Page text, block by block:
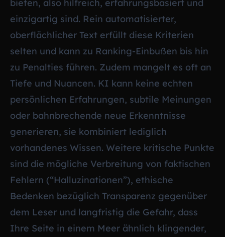
bieten, also hilfreich, erfahrungsbasiert und
einzigartig sind. Rein automatisierter,
oberflächlicher Text erfüllt diese Kriterien
selten und kann zu Ranking-Einbußen bis hin
zu Penalties führen. Zudem mangelt es oft an
Tiefe und Nuancen. KI kann keine echten
persönlichen Erfahrungen, subtile Meinungen
oder bahnbrechende neue Erkenntnisse
generieren, sie kombiniert lediglich
vorhandenes Wissen. Weitere kritische Punkte
sind die mögliche Verbreitung von faktischen
Fehlern (“Halluzinationen”), ethische
Bedenken bezüglich Transparenz gegenüber
dem Leser und langfristig die Gefahr, dass
Ihre Seite in einem Meer ähnlich klingender,